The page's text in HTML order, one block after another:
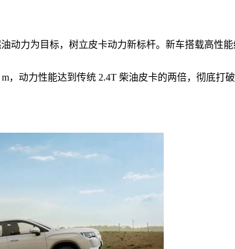
动力为目标，树立皮卡动力新标杆。新车搭载高性
，动力性能达到传统 2.4T 柴油皮卡的两倍，彻底打